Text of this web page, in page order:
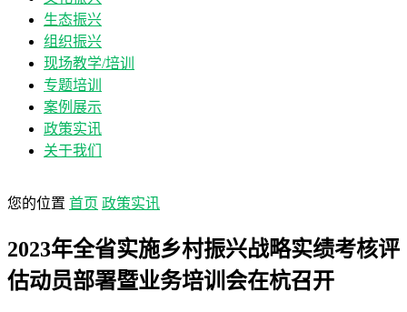
生态振兴
组织振兴
现场教学/培训
专题培训
案例展示
政策实讯
关于我们
您的位置 首页 政策实讯
2023年全省实施乡村振兴战略实绩考核评
估动员部署暨业务培训会在杭召开